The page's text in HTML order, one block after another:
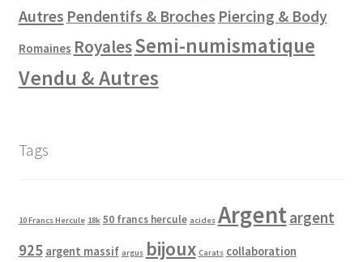
Autres Pendentifs & Broches Piercing & Body
Romaines RoyalesSemi-numismatique
Vendu & Autres
Tags
10 Francs Hercule 18k 50 francs hercule acides Argentargent
925 argent massif argus bijoux Carats collaboration